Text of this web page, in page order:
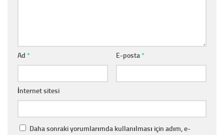
Ad * E-posta*
İnternet sitesi
Daha sonraki yorumlarımda kullanılması için adım, e-